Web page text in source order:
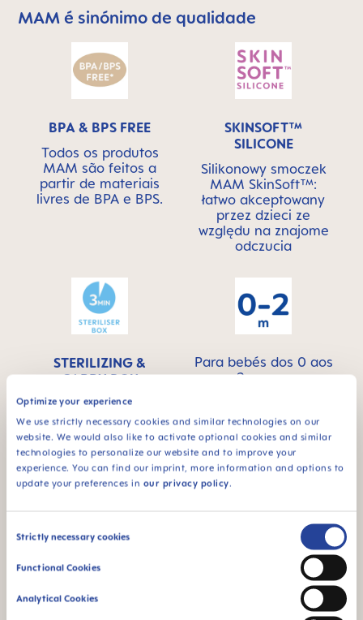
Optimize your experience
We use strictly necessary cookies and similar technologies on our
website. We would also like to activate optional cookies and similar
technologies to personalize our website and to improve your
experience. You can find our imprint, more information and options to
update your preferences in our privacy policy.
Consent
Strictly necessary cookies
Functional Cookies
Analytical Cookies
Skip MAM Means Quality Icon Bar
MAM é sinónimo de qualidade
BPA & BPS FREE
Todos os produtos
MAM são feitos a
partir de materiais
livres de BPA e BPS.
SKINSOFT™
SILICONE
Silikonowy smoczek
MAM SkinSoft™:
łatwo akceptowany
przez dzieci ze
względu na znajome
odczucia
STERILIZING &
CARRY BOX
Este produto vem
numa caixa de
esterilização e
transporte para a
esterilização cómoda
e rápida no micro-
Para bebés dos 0 aos
2 meses